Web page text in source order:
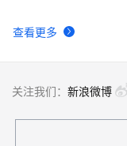
查看更多
关注我们： 新浪微博